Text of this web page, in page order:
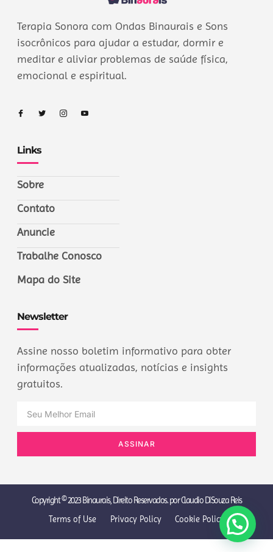
Terapia Sonora com Ondas Binaurais e Sons
isocrônicos para ajudar a estudar, dormir e
meditar e aliviar problemas de saúde física,
emocional e espiritual.
Links
Sobre
Contato
Anuncie
Trabalhe Conosco
Mapa do Site
Newsletter
Assine nosso boletim informativo para obter
informações atualizadas, notícias e insights
gratuitos.
ASSINAR
Copyright © 2023 Binaurais, Direito Reservados. por Claudio DiSouza Reis
Terms of Use
Privacy Policy Cookie Policy